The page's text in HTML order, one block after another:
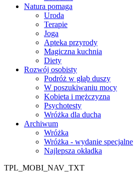
Natura pomaga
Uroda
Terapie
Joga
Apteka przyrody
Magiczna kuchnia
Diety
Rozwój osobisty
Podróż w głąb duszy
W poszukiwaniu mocy
Kobieta i mężczyzna
Psychotesty
Wróżka dla ducha
Archiwum
Wróżka
Wróżka - wydanie specjalne
Najlepsza okładka
TPL_MOBI_NAV_TXT